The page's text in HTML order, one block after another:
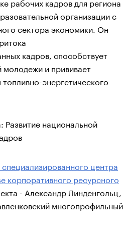
организации с
сектора экономики. Он
кадров, способствует
молодежи и прививает
энергетического
Развитие национальной
центра
корпоративного ресурсного
- Александр Линденгольц,
многопрофильный